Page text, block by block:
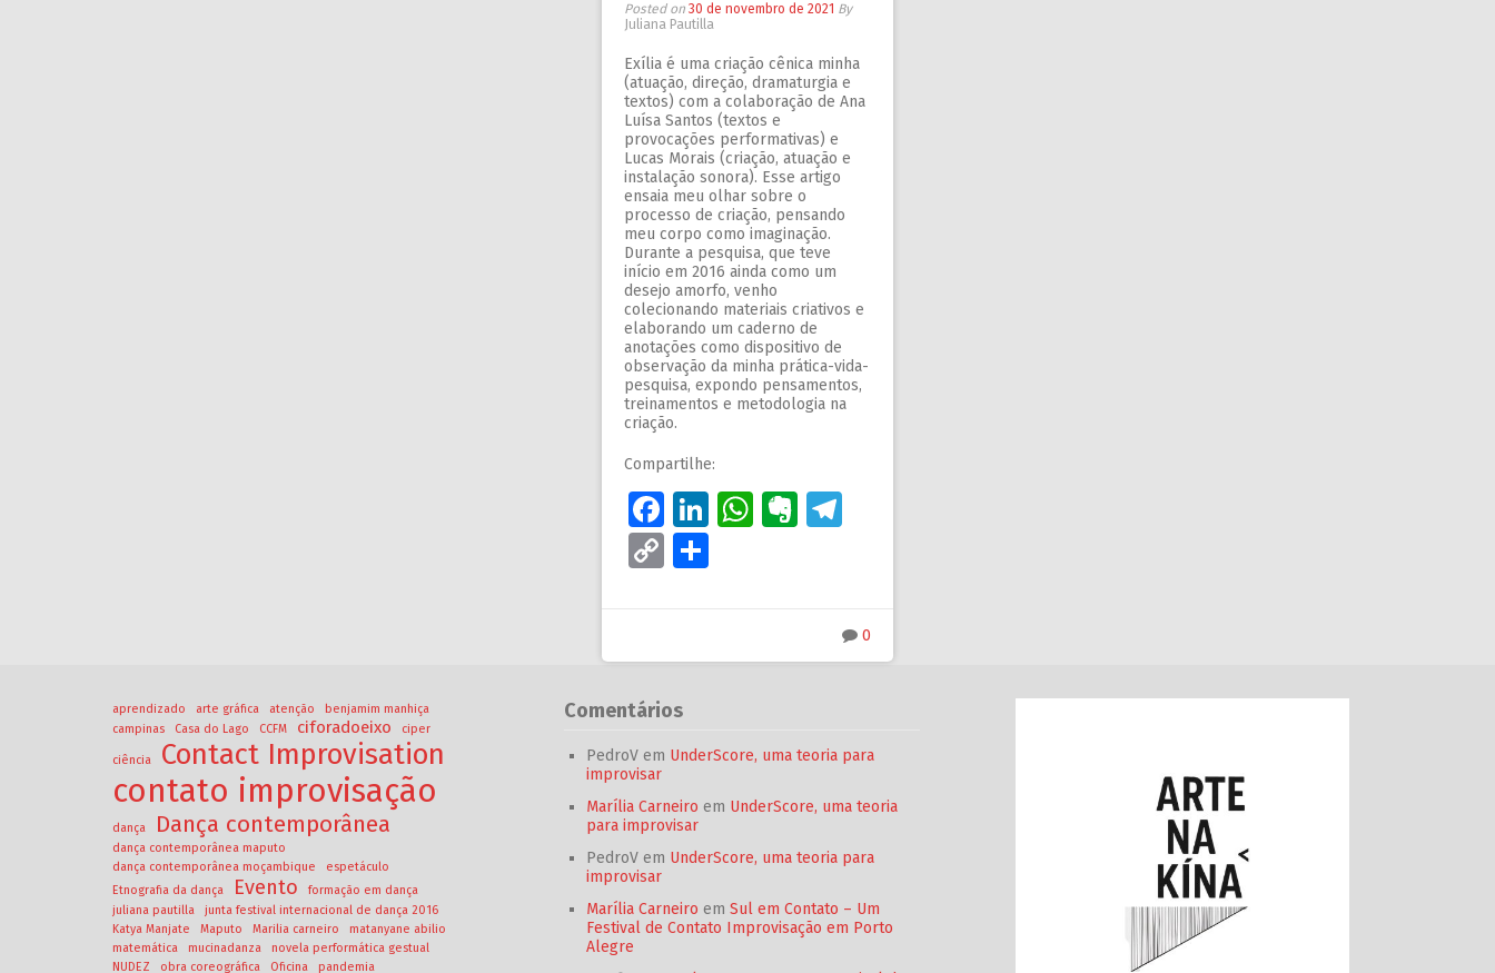
Posted on 30 de novembro de 2021 By
Juliana Pautilla
Exília é uma criação cênica minha
(atuação, direção, dramaturgia e
textos) com a colaboração de Ana
Luísa Santos (textos e
provocações performativas) e
Lucas Morais (criação, atuação e
instalação sonora). Esse artigo
ensaia meu olhar sobre o
processo de criação, pensando
meu corpo como imaginação.
Durante a pesquisa, que teve
início em 2016 ainda como um
desejo amorfo, venho
colecionando materiais criativos e
elaborando um caderno de
anotações como dispositivo de
observação da minha prática-vida-
pesquisa, expondo pensamentos,
treinamentos e metodologia na
criação.
Compartilhe:
Facebook
LinkedIn
WhatsApp
Evernote
Copy
0
aprendizado arte gráfica atenção
benjamim manhiça
campinas
Casa do Lago CCFM ciforadoeixo ciper
ciência Contact Improvisation
contato improvisação
dança Dança contemporânea
dança contemporânea maputo
dança contemporânea moçambique
espetáculo
Etnografia da dança
Evento
formação em dança
juliana pautilla
junta festival internacional de dança 2016
Katya Manjate
Maputo Marilia carneiro
matanyane abilio
matemática
mucinadanza
novela performática gestual
NUDEZ
obra coreográfica Oficina pandemia
Comentários
PedroV em UnderScore, uma teoria para
improvisar
Marília Carneiro em UnderScore, uma teoria
para improvisar
PedroV em UnderScore, uma teoria para
improvisar
Marília Carneiro em Sul em Contato – Um
Festival de Contato Improvisação em Porto
Alegre